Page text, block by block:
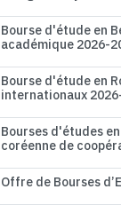
Bourse d'étude en
académique 2026-
Bourse d'étude en
internationaux
Bourses d'études
coréenne de
Offre de Bourses